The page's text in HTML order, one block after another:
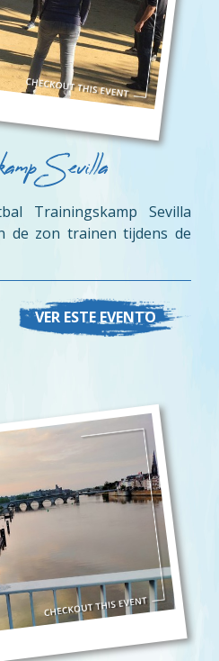
Sevilla
Trainingskamp Sevilla
VER ESTE EVENTO